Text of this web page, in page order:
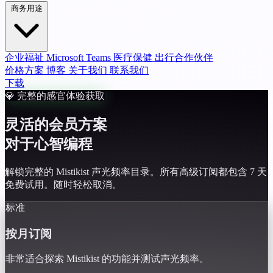
商务用途
企业福祉 Microsoft Teams 医疗保健 出行合作伙伴
价格方案 博客 关于我们 联系我们
下载
💎 完整的感官体验获取
灵活的会员方案
对于心智编程
解锁完整的 Mistikist 声光频率目录。所有高级订阅都包含 7 天
免费试用。随时轻松取消。
标准
按月订阅
非常适合探索 Mistikist 的功能并测试声光频率。